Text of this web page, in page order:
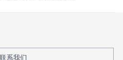
mobilepaas/mpaas
联系我们